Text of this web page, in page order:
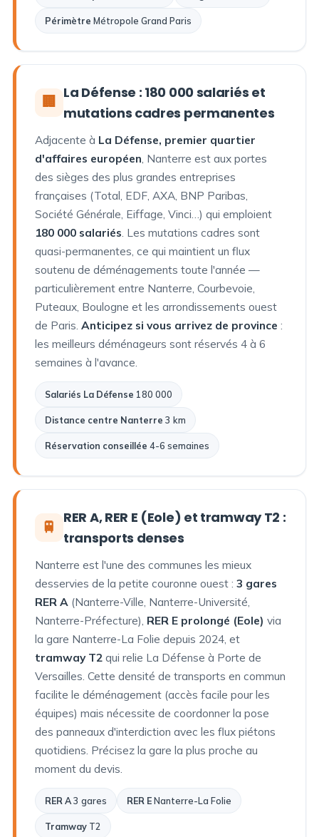
Périmètre Métropole Grand Paris
🏢 La Défense : 180 000 salariés et
mutations cadres permanentes
Adjacente à La Défense, premier quartier
d'affaires européen , Nanterre est aux portes
des sièges des plus grandes entreprises
françaises (Total, EDF, AXA, BNP Paribas,
Société Générale, Eiffage, Vinci…) qui emploient
180 000 salariés . Les mutations cadres sont
quasi-permanentes, ce qui maintient un flux
soutenu de déménagements toute l'année —
particulièrement entre Nanterre, Courbevoie,
Puteaux, Boulogne et les arrondissements ouest
de Paris. Anticipez si vous arrivez de province :
les meilleurs déménageurs sont réservés 4 à 6
semaines à l'avance.
Salariés La Défense 180 000
Distance centre Nanterre 3 km
Réservation conseillée 4-6 semaines
🚆 RER A, RER E (Eole) et tramway T2 :
transports denses
Nanterre est l'une des communes les mieux
desservies de la petite couronne ouest : 3 gares
RER A (Nanterre-Ville, Nanterre-Université,
Nanterre-Préfecture), RER E prolongé (Eole) via
la gare Nanterre-La Folie depuis 2024, et
tramway T2 qui relie La Défense à Porte de
Versailles. Cette densité de transports en commun
facilite le déménagement (accès facile pour les
équipes) mais nécessite de coordonner la pose
des panneaux d'interdiction avec les flux piétons
quotidiens. Précisez la gare la plus proche au
moment du devis.
RER A3 gares RER ENanterre-La Folie
Tramway T2